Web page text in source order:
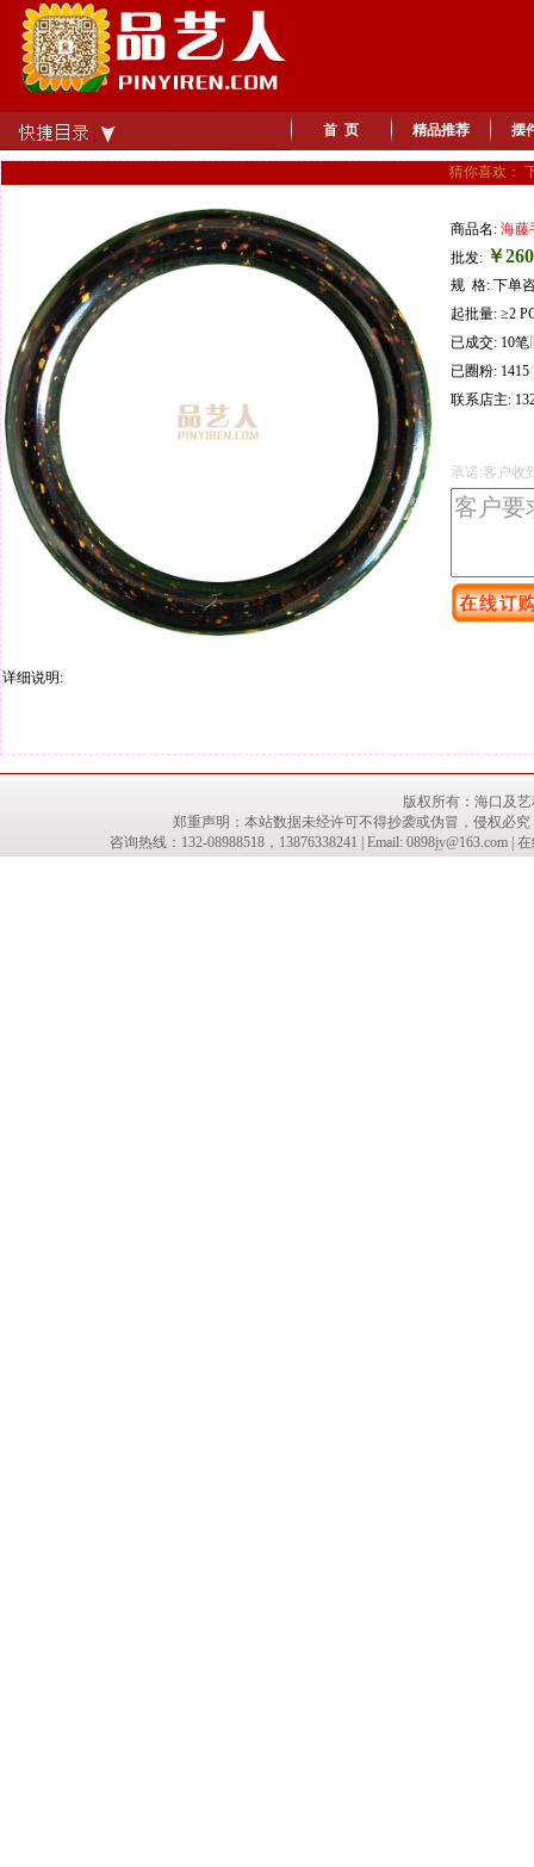
首 页 精品推荐 摆
猜你喜欢：
商品名: 海藤
批发: ￥260
规 格: 下单
起批量: ≥2
已成交: 10笔
已圈粉: 1415
联系店主:
承诺:客户收
详细说明:
版权所有： 海口及
郑重声明：本站数据未经许可不得抄袭或伪冒，侵权必
咨询热线：132-08988518，13876338241 | Email: